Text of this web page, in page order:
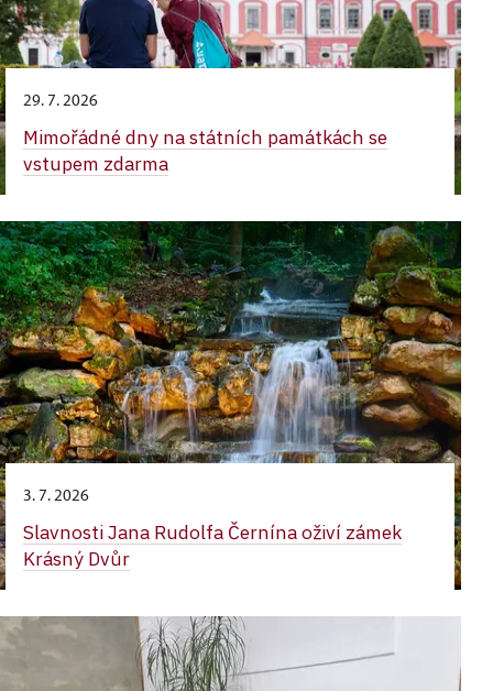
29. 7. 2026
Mimořádné dny na státních památkách se
vstupem zdarma
3. 7. 2026
Slavnosti Jana Rudolfa Černína oživí zámek
Krásný Dvůr